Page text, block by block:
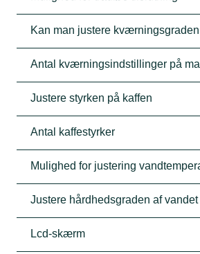
Kan man justere kværningsgraden
Antal kværningsindstillinger på
Justere styrken på kaffen
Antal kaffestyrker
Mulighed for justering
Justere hårdhedsgraden af vandet
Lcd-skærm